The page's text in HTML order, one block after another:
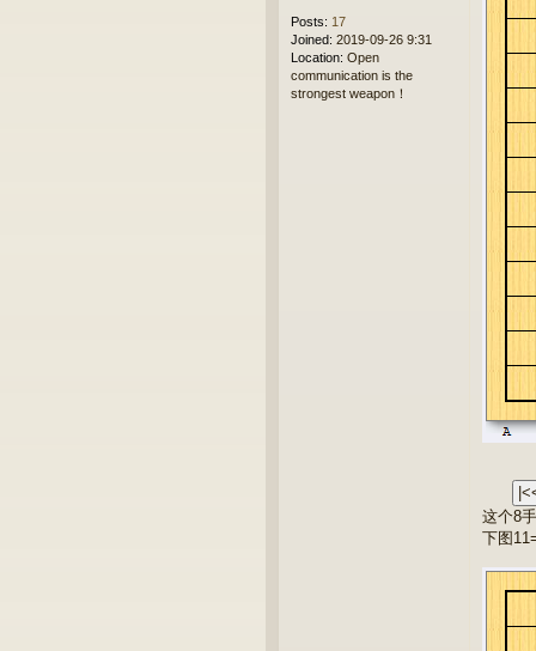
Posts: 17
Joined: 2019-09-26 9:31
Location: Open
communication is the
strongest weapon！
这个8
下图